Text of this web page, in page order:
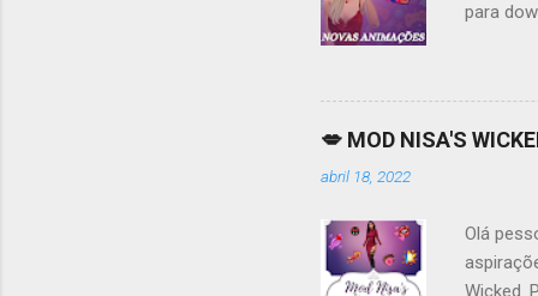
para
básicas,
tem
no site
💋 MOD NISA'S
abril 18, 2022
Olá
Wicked.